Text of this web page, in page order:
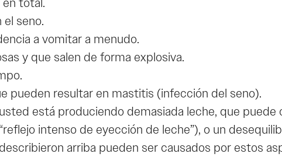
seno.
a vomitar a menudo.
y que salen de forma explosiva.
resultar en mastitis (infección del seno).
está produciendo demasiada leche, que puede
intenso de eyección de leche”), o un
arriba pueden ser causados por estos